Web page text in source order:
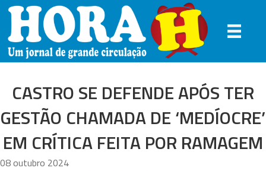
CASTRO SE DEFENDE APÓS TER
GESTÃO CHAMADA DE ‘MEDÍOCRE’
EM CRÍTICA FEITA POR RAMAGEM
08 outubro 2024